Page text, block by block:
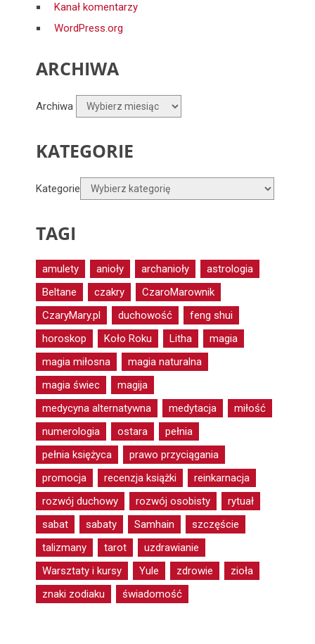
Kanał komentarzy
WordPress.org
ARCHIWA
Archiwa
KATEGORIE
Kategorie
TAGI
amulety anioły archanioły
astrologia
Beltane
czakry
CzaroMarownik
CzaryMary.pl
duchowość
feng shui
horoskop
Koło Roku Litha
magia
magia miłosna
magia naturalna
magia świec
magija
medycyna alternatywna
medytacja
miłość
numerologia
ostara
pełnia
pełnia księżyca
prawo przyciągania
promocja
recenzja książki
reinkarnacja
rozwój duchowy
rozwój osobisty
rytuał
sabat
sabaty Samhain
szczęście
talizmany
tarot
uzdrawianie
Warsztaty i kursy
Yule zdrowie
zioła
znaki zodiaku
świadomość